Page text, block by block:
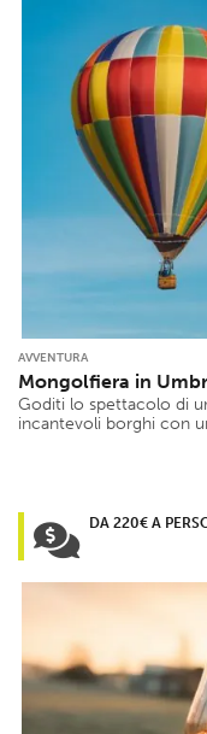
AVVENTURA
Mongolfiera in
Goditi lo spettacolo di
incantevoli borghi con
DA 220€ A